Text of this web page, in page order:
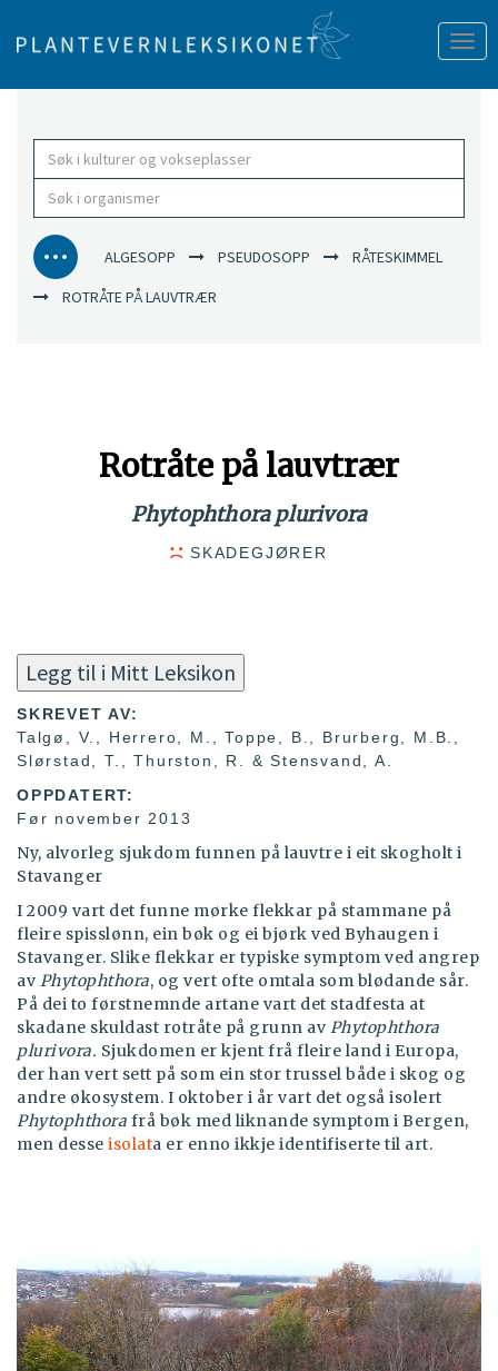
ALGESOPP PSEUDOSOPP RÅTESKIMMEL
ROTRÅTE PÅ LAUVTRÆR
Rotråte på lauvtrær
Phytophthora plurivora
SKADEGJØRER
Legg til i Mitt Leksikon
SKREVET AV:
Talgø, V., Herrero, M., Toppe, B., Brurberg, M.B.,
Slørstad, T., Thurston, R. & Stensvand, A.
OPPDATERT:
Før november 2013
Ny, alvorleg sjukdom funnen på lauvtre i eit skogholt i
Stavanger
I 2009 vart det funne mørke flekkar på stammane på
fleire spisslønn, ein bøk og ei bjørk ved Byhaugen i
Stavanger. Slike flekkar er typiske symptom ved angrep
av Phytophthora, og vert ofte omtala som blødande sår.
På dei to førstnemnde artane vart det stadfesta at
skadane skuldast rotråte på grunn av Phytophthora
plurivora. Sjukdomen er kjent frå fleire land i Europa,
der han vert sett på som ein stor trussel både i skog og
andre økosystem. I oktober i år vart det også isolert
Phytophthora frå bøk med liknande symptom i Bergen,
men desse isolata er enno ikkje identifiserte til art.